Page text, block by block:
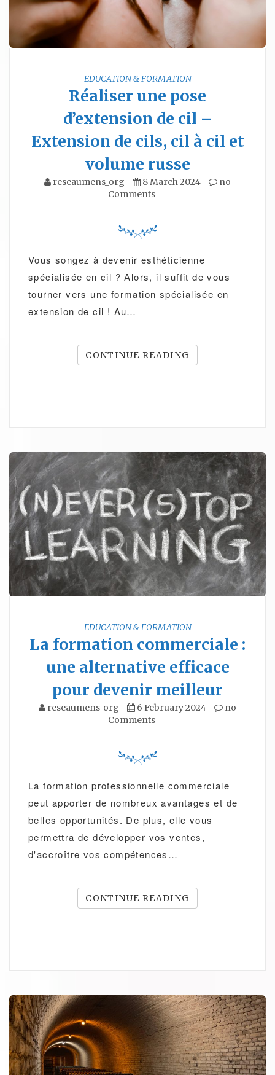
EDUCATION & FORMATION
Réaliser une pose
d’extension de cil –
Extension de cils, cil à cil et
volume russe
reseaumens_org 8 March 2024
no
Comments
Vous songez à devenir esthéticienne
spécialisée en cil ? Alors, il suffit de vous
tourner vers une formation spécialisée en
extension de cil ! Au…
CONTINUE READING
EDUCATION & FORMATION
La formation commerciale :
une alternative efficace
pour devenir meilleur
reseaumens_org 6 February 2024
no
Comments
La formation professionnelle commerciale
peut apporter de nombreux avantages et de
belles opportunités. De plus, elle vous
permettra de développer vos ventes,
d'accroître vos compétences…
CONTINUE READING